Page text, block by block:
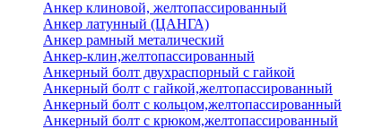
Анкер клиновой, желтопассированный
Анкер латунный (ЦАНГА)
Анкер рамный металический
Анкер-клин,желтопассированный
Анкерный болт двухраспорный с гайкой
Анкерный болт с гайкой,желтопассированный
Анкерный болт с кольцом,желтопассированный
Анкерный болт с крюком,желтопассированный